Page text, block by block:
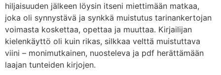
hiljaisuuden jälkeen löysin itseni miettimään matkaa,
joka oli synnystävä ja synkkä muistutus tarinankertojan
voimasta koskettaa, opettaa ja muuttaa. Kirjailijan
kielenkäyttö oli kuin rikas, silkkaa velttä muistuttava
viini – monimutkainen, nuosteleva ja pdf herättämään
laajan tunteiden kirjojen.